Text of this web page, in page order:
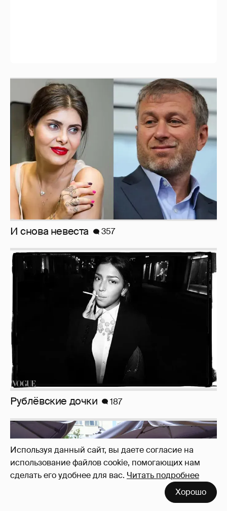
Используя данный сайт, вы даете согласие на
использование файлов cookie, помогающих нам
сделать его удобнее для вас. Читать подробнее
Хорошо
И снова невеста 357
Рублёвские дочки 187